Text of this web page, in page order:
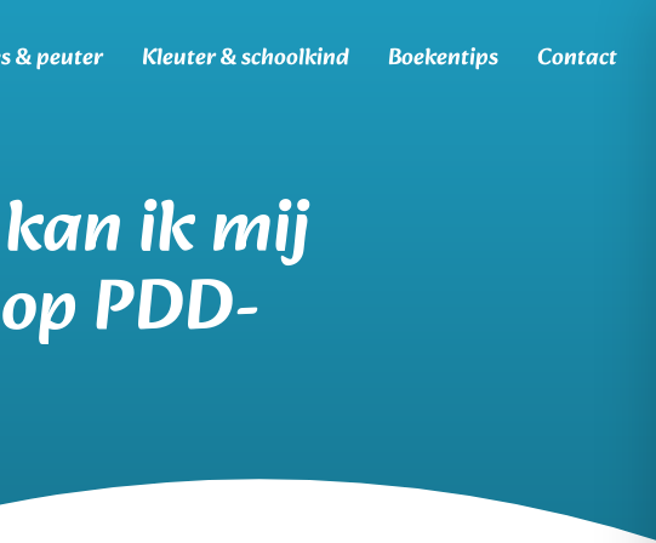
& peuter Kleuter & schoolkind Boekentips Contact
ik mij
PDD-